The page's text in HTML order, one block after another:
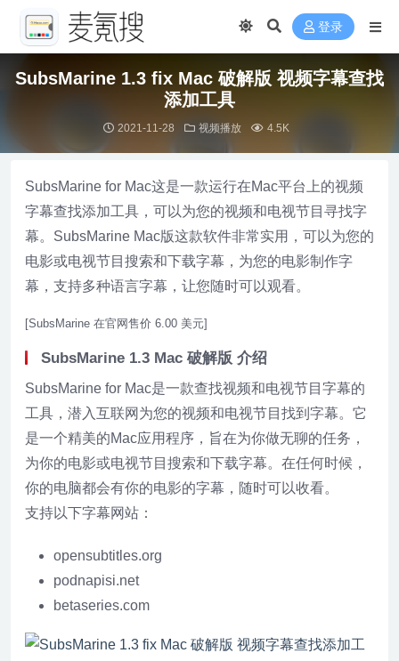
登录
SubsMarine 1.3 fix Mac 破解版 视频字幕查找
添加工具
2021-11-28 视频播放 4.5K
SubsMarine for Mac这是一款运行在Mac平台上的视频
字幕查找添加工具，可以为您的视频和电视节目寻找字
幕。SubsMarine Mac版这款软件非常实用，可以为您的
电影或电视节目搜索和下载字幕，为您的电影制作字
幕，支持多种语言字幕，让您随时可以观看。
[SubsMarine 在官网售价 6.00 美元]
SubsMarine 1.3 Mac 破解版 介绍
SubsMarine for Mac是一款查找视频和电视节目字幕的
工具，潜入互联网为您的视频和电视节目找到字幕。它
是一个精美的Mac应用程序，旨在为你做无聊的任务，
为你的电影或电视节目搜索和下载字幕。在任何时候，
你的电脑都会有你的电影的字幕，随时可以收看。
支持以下字幕网站：
opensubtitles.org
podnapisi.net
betaseries.com